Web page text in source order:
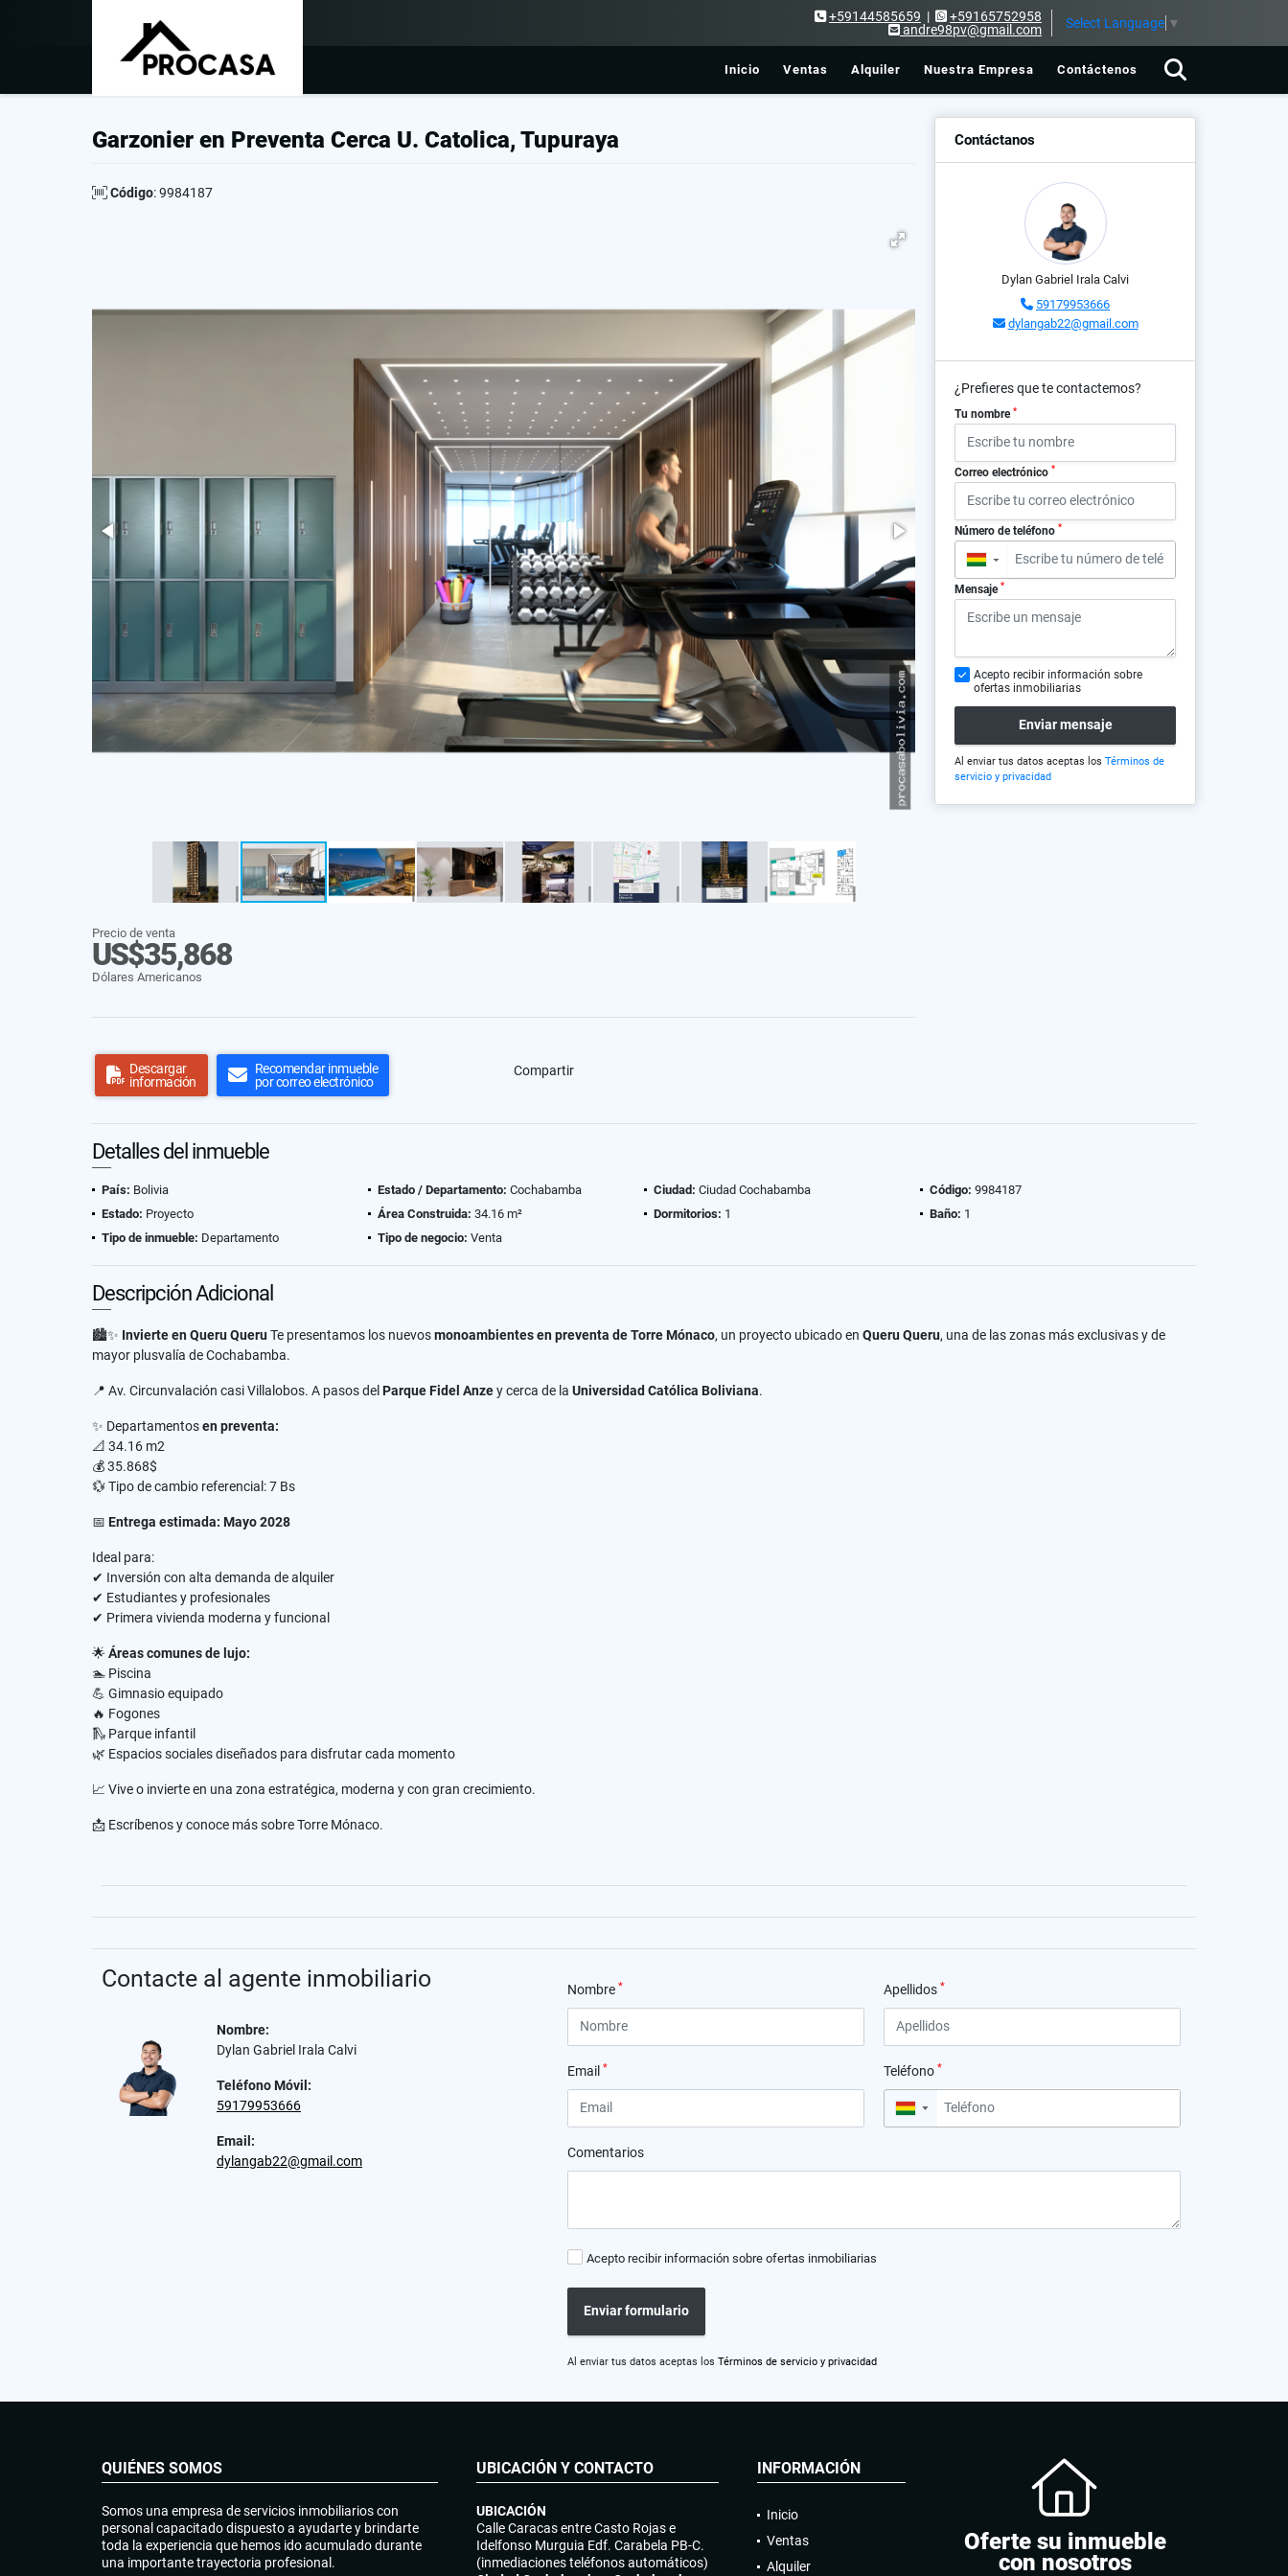
+59144585659 |
+59165752958
andre98pv@gmail.com
Select Language ▼
Inicio Ventas Alquiler Nuestra Empresa Contáctenos
Garzonier en Preventa Cerca U. Catolica, Tupuraya
Código: 9984187
Precio de venta
US$35,868
Dólares Americanos
Descargar
información
Recomendar inmueble
por correo electrónico
Compartir
Contáctanos
Dylan Gabriel Irala Calvi
59179953666
dylangab22@gmail.com
¿Prefieres que te contactemos?
Tu nombre *
Correo electrónico *
Número de teléfono *
▼
Mensaje *
Acepto recibir información sobre
ofertas inmobiliarias
Enviar mensaje
Al enviar tus datos aceptas los Términos de
servicio y privacidad
Detalles del inmueble
País: Bolivia Estado / Departamento: Cochabamba Ciudad: Ciudad Cochabamba Código: 9984187
Estado: Proyecto Área Construida: 34.16 m² Dormitorios: 1 Baño: 1
Tipo de inmueble: Departamento Tipo de negocio: Venta
Descripción Adicional
🏙️✨ Invierte en Queru QueruTe presentamos los nuevosmonoambientes en preventa de Torre Mónaco, un proyecto ubicado en Queru Queru, una de las zonas más exclusivas y de
mayor plusvalía de Cochabamba.
📍 Av. Circunvalación casi Villalobos. A pasos del Parque Fidel Anzey cerca de la Universidad Católica Boliviana.
✨ Departamentosen preventa:
📐 34.16 m2
💰 35.868$
💱 Tipo de cambio referencial: 7 Bs
📅 Entrega estimada: Mayo 2028
Ideal para:
✔ Inversión con alta demanda de alquiler
✔ Estudiantes y profesionales
✔ Primera vivienda moderna y funcional
🌟 Áreas comunes de lujo:
🏊 Piscina
💪 Gimnasio equipado
🔥 Fogones
🛝 Parque infantil
🌿 Espacios sociales diseñados para disfrutar cada momento
📈 Vive o invierte en una zona estratégica, moderna y con gran crecimiento.
📩 Escríbenos y conoce más sobre Torre Mónaco.
Contacte al agente inmobiliario
Nombre:
Dylan Gabriel Irala Calvi
Teléfono Móvil:
59179953666
Email:
dylangab22@gmail.com
Nombre * Apellidos *
Email * Teléfono *
▼
Comentarios
Acepto recibir información sobre ofertas inmobiliarias
Enviar formulario
Al enviar tus datos aceptas los Términos de servicio y privacidad
QUIÉNES SOMOS
Somos una empresa de servicios inmobiliarios con
personal capacitado dispuesto a ayudarte y brindarte
toda la experiencia que hemos ido acumulado durante
una importante trayectoria profesional.
UBICACIÓN Y CONTACTO
UBICACIÓN
Calle Caracas entre Casto Rojas e
Idelfonso Murguia Edf. Carabela PB-C.
(inmediaciones teléfonos automáticos)
INFORMACIÓN
Inicio
Ventas
Alquiler
Oferte su inmueble
con nosotros